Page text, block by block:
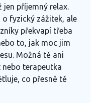
jen příjemný relax.
fyzický zážitek, ale
překvapí třeba
to, jak moc jim
Možná tě ani
terapeutka
co přesně tě